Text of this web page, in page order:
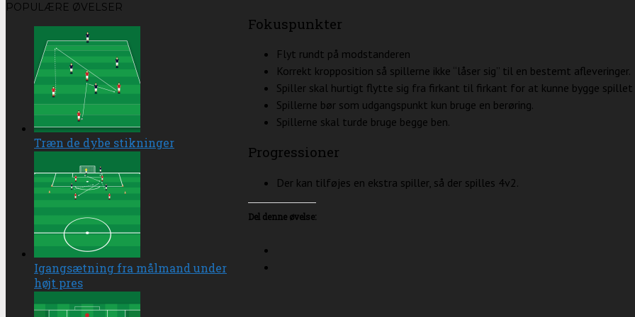
Fokuspunkter
Flyt rundt på modstanderen
Korrekt kropposition så spillerne ikke “låser sig” til en bestemt afleveringer.
Spiller skal hurtigt flytte sig fra firkant til firkant for at kunne bygge spillet
Spillerne bør som udgangspunkt kun bruge en berøring.
Spillerne skal turde bruge begge ben.
Progressioner
Der kan tilføjes en ekstra spiller, så der spilles 4v2.
Del denne øvelse:
POPULÆRE ØVELSER
Træn de dybe stikninger
Igangsætning fra målmand under
højt pres